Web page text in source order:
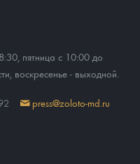
пятница с 10:00 до
воскресенье - выходной.
press@zoloto-md.ru